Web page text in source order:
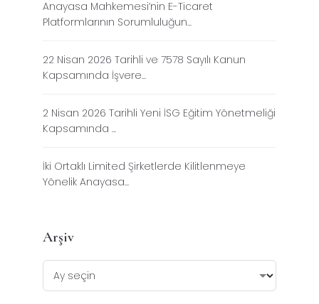
Anayasa Mahkemesi’nin E-Ticaret
Platformlarının Sorumluluğun...
22 Nisan 2026 Tarihli ve 7578 Sayılı Kanun
Kapsamında İşvere...
2 Nisan 2026 Tarihli Yeni İSG Eğitim Yönetmeliği
Kapsamında ...
İki Ortaklı Limited Şirketlerde Kilitlenmeye
Yönelik Anayasa...
Arşiv